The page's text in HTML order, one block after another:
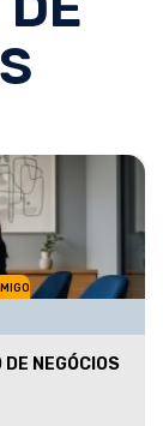
NEGÓCIOS